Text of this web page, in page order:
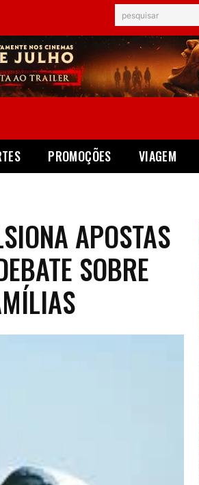
pesquisar
PROMOÇÕES VIAGEM
APOSTAS
SOBRE